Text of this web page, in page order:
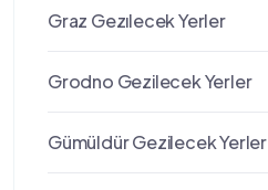
Graz Gezılecek Yerler
Grodno Gezilecek Yerler
Gümüldür Gezilecek Yerler